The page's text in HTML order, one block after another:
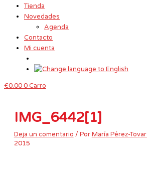
Tienda
Novedades
Agenda
Contacto
Mi cuenta
€0.000Carro
IMG_6442[1]
Deja un comentario / PorMaría Pérez-Tovar
2015